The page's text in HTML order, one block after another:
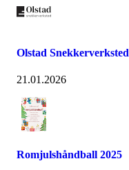
Olstad Snekkerverksted
21.01.2026
Romjulshåndball 2025